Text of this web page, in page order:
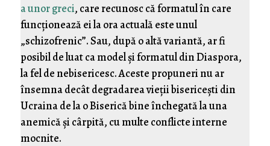
a unor greci, care recunosc că formatul în care
funcționează ei la ora actuală este unul
„schizofrenic”. Sau, după o altă variantă, ar fi
posibil de luat ca model și formatul din Diaspora,
la fel de nebisericesc. Aceste propuneri nu ar
însemna decât degradarea vieții bisericești din
Ucraina de la o Biserică bine închegată la una
anemică și cârpită, cu multe conflicte interne
mocnite.